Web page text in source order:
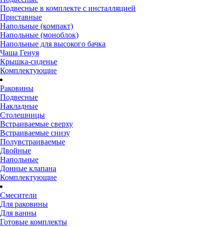
Подвесные в комплекте с инсталляцией
Приставные
Напольные (компакт)
Напольные (моноблок)
Напольные для высокого бачка
Чаша Генуя
Крышка-сиденье
Комплектующие
Раковины
Подвесные
Накладные
Столешницы
Встраиваемые сверху
Встраиваемые снизу
Полувстраиваемые
Двойные
Напольные
Донные клапана
Комплектующие
Смесители
Для раковины
Для ванны
Готовые комплекты